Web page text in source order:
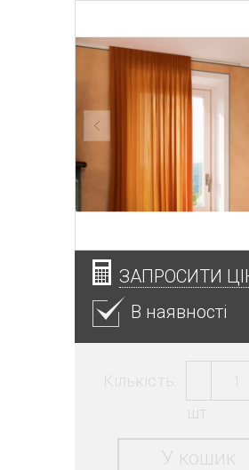
ЗАПРОСИТИ
В наявності
Кількість:
шт.
У кошик